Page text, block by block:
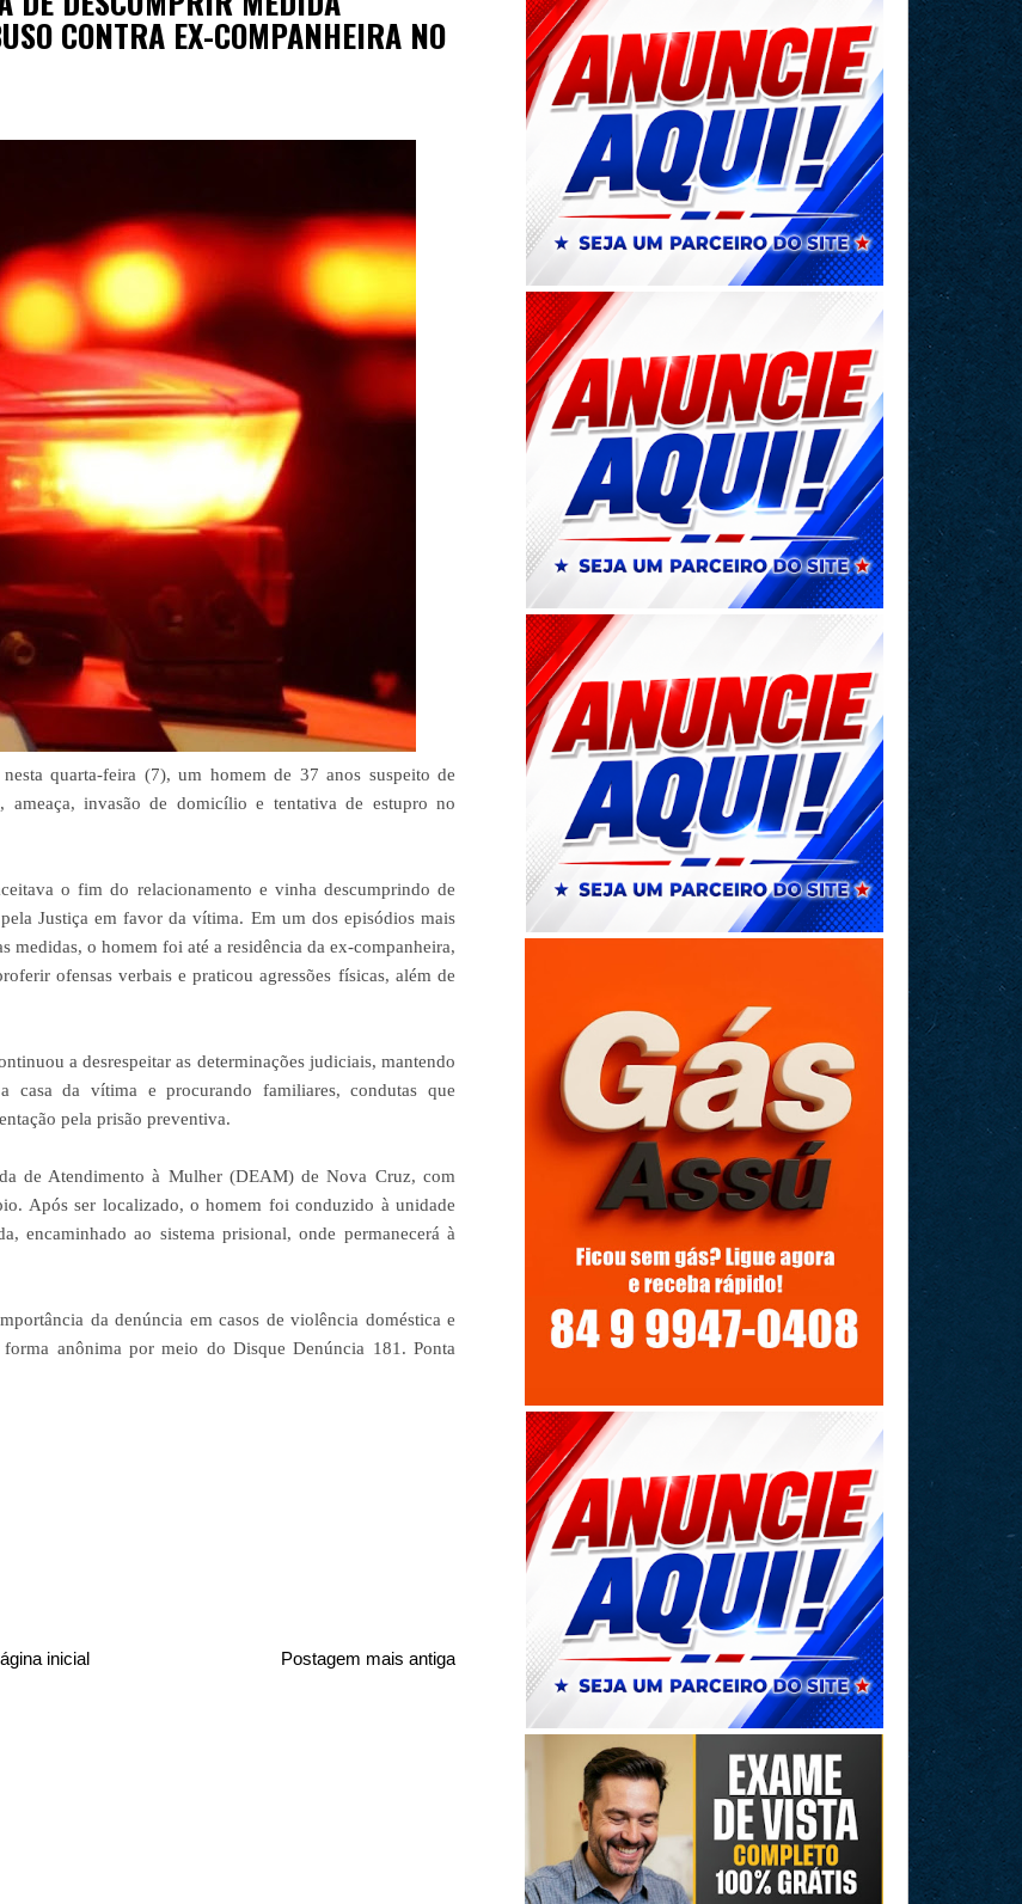
CONTRA EX-COMPANHEIRA NO
quarta-feira (7), um homem de 37 anos suspeito de
ameaça, invasão de domicílio e tentativa de estupro no
o fim do relacionamento e vinha descumprindo de
Justiça em favor da vítima. Em um dos episódios mais
medidas, o homem foi até a residência da ex-companheira,
ofensas verbais e praticou agressões físicas, além de
a desrespeitar as determinações judiciais, mantendo
casa da vítima e procurando familiares, condutas que
pela prisão preventiva.
de Atendimento à Mulher (DEAM) de Nova Cruz, com
Após ser localizado, o homem foi conduzido à unidade
encaminhado ao sistema prisional, onde permanecerá à
da denúncia em casos de violência doméstica e
anônima por meio do Disque Denúncia 181. Ponta
Postagem mais antiga
inicial